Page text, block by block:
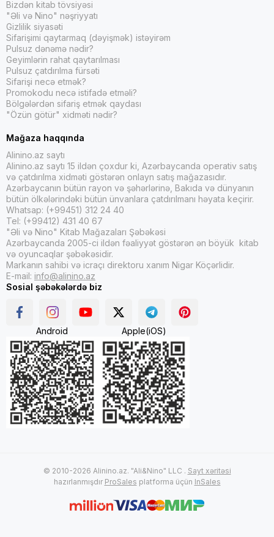
Bizdən kitab tövsiyəsi
"Əli və Nino" nəşriyyatı
Gizlilik siyasəti
Sifarişimi qaytarmaq (dəyişmək) istəyirəm
Pulsuz dənəmə nədir?
Geyimlərin rahat qaytarılması
Pulsuz çatdırılma fürsəti
Sifarişi necə etmək?
Promokodu necə istifadə etməli?
Bölgələrdən sifariş etmək qaydası
"Özün götür" xidməti nədir?
Mağaza haqqında
Alinino.az saytı
Alinino.az saytı 15 ildən çoxdur ki, Azərbaycanda operativ satış
və çatdırılma xidməti göstərən onlayn satış mağazasıdır.
Azərbaycanın bütün rayon və şəhərlərinə, Bakıda və dünyanın
bütün ölkələrindəki bütün ünvanlara çatdırılmanı həyata keçirir.
Whatsap: (+99451) 312 24 40
Tel: (+99412) 431 40 67
"Əli və Nino" Kitab Mağazaları Şəbəkəsi
Azərbaycanda 2005-ci ildən fəaliyyət göstərən ən böyük kitab
və oyuncaqlar şəbəkəsidir.
Markanın sahibi və icraçı direktoru xanım Nigar Köçərlidir.
E-mail: info@alinino.az
Sosial şəbəkələrdə biz
Android Apple(iOS)
© 2010-2026 Alinino.az. "Ali&Nino" LLC . Sayt xəritəsi
hazırlanmışdır ProSales platforma üçün InSales